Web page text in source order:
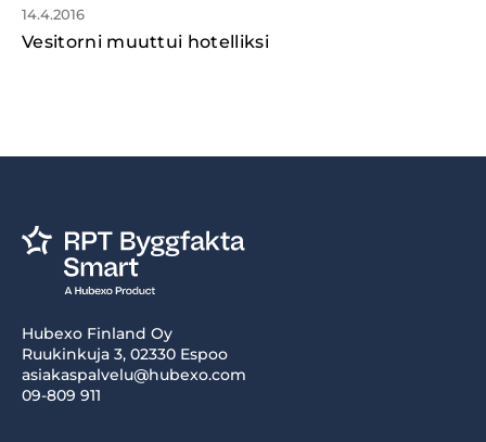
14.4.2016
Vesitorni muuttui hotelliksi
Hubexo Finland Oy
Ruukinkuja 3, 02330 Espoo
asiakaspalvelu@hubexo.com
09-809 911